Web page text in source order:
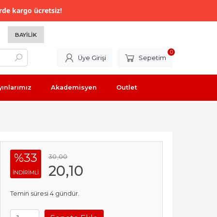
kargo ücretsiz!
BAYILIK
Üye Girişi Sepetim
0
Akademisyen Outlet
%33
INDIRIMLI
30,00
20,10
Temin süresi 4 gündür.